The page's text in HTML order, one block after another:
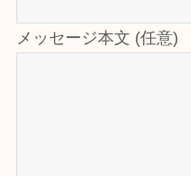
メッセージ本文 (任意)